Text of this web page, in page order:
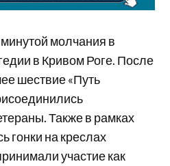
молчания в
в Кривом Роге. После
шествие «Путь
Также в рамках
гонки на креслах
участие как